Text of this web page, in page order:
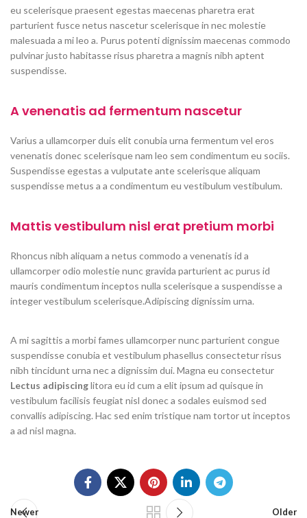
eu scelerisque praesent egestas maecenas pharetra erat
parturient fusce netus nascetur scelerisque in nec molestie
malesuada a mi leo a. Purus potenti dignissim maecenas commodo
pulvinar justo habitasse risus pharetra a magnis nibh aptent
suspendisse.
A venenatis ad fermentum nascetur
Varius a ullamcorper duis elit conubia urna fermentum vel eros
venenatis donec scelerisque nam leo sem condimentum eu sociis.
Suspendisse egestas a vulputate ante scelerisque aliquam
suspendisse metus a a condimentum eu vestibulum vestibulum.
Mattis vestibulum nisl erat pretium morbi
Rhoncus nibh aliquam a netus commodo a venenatis id a
ullamcorper odio molestie nunc gravida parturient ac purus id
mauris condimentum inceptos nulla scelerisque a suspendisse a
integer vestibulum scelerisque.Adipiscing dignissim urna.
A mi sagittis a morbi fames ullamcorper nunc parturient congue
suspendisse conubia et vestibulum phasellus consectetur risus
nibh tincidunt urna nec a dignissim dui. Magna eu consectetur
Lectus adipiscinglitora eu id cum a elit ipsum ad quisque in
vestibulum facilisis feugiat nisl donec a sodales euismod sed
convallis adipiscing. Hac sed enim tristique nam tortor ut inceptos
a ad nisl magna.
Newer Older